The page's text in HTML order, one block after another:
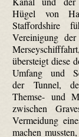
Hügel von
Stafford­shire
Vereinigung
übersteigt diese
Umfang und
der Tunnel,
Themse- und
zwischen
Vermeidung
machen